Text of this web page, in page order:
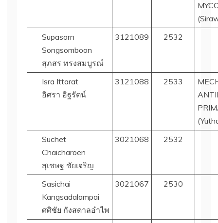
Supasorn
Songsomboon
สุภสร ทรงสมบูรณ์
3121089 2532
Isra Ittarat
อิศรา อิฐรัตน์
3121088 2533
Suchet
Chaicharoen
สุเชษฐ ชัยเจริญ
3021068 2532
Sasichai
Kangsadalampai
ศศิชัย กังสดาลอำไพ
3021067 2530